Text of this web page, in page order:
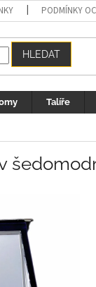
PODMÍNKY
HLEDAT
Talíře